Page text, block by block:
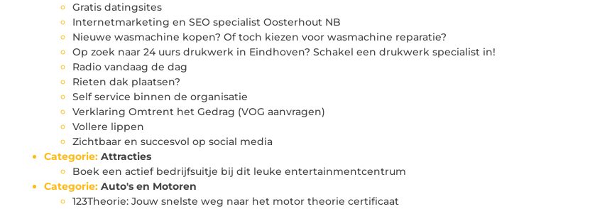
Gratis datingsites
Internetmarketing en SEO specialist Oosterhout NB
Nieuwe wasmachine kopen? Of toch kiezen voor wasmachine reparatie?
Op zoek naar 24 uurs drukwerk in Eindhoven? Schakel een drukwerk specialist in!
Radio vandaag de dag
Rieten dak plaatsen?
Self service binnen de organisatie
Verklaring Omtrent het Gedrag (VOG aanvragen)
Vollere lippen
Zichtbaar en succesvol op social media
Categorie: Attracties
Boek een actief bedrijfsuitje bij dit leuke entertainmentcentrum
Categorie: Auto's en Motoren
123Theorie: Jouw snelste weg naar het motor theorie certificaat